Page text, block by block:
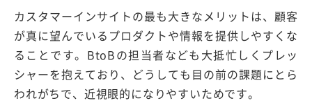
カスタマーインサイトの最も大きなメリットは、顧客
が真に望んでいるプロダクトや情報を提供しやすくな
ることです。BtoBの担当者なども大抵忙しくプレッ
シャーを抱えており、どうしても目の前の課題にとら
われがちで、近視眼的になりやすいためです。